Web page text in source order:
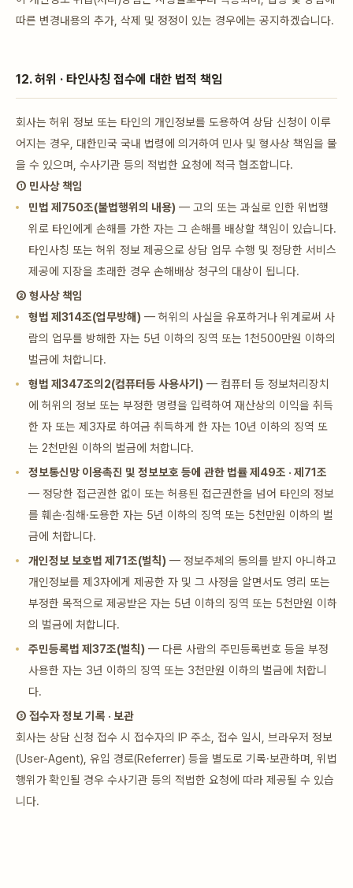
따른 변경내용의 추가, 삭제 및 정정이 있는 경우에는 공지하겠습니다.
12. 허위 · 타인사칭 접수에 대한 법적 책임
회사는 허위 정보 또는 타인의 개인정보를 도용하여 상담 신청이 이루
어지는 경우, 대한민국 국내 법령에 의거하여 민사 및 형사상 책임을 물
을 수 있으며, 수사기관 등의 적법한 요청에 적극 협조합니다.
① 민사상 책임
민법 제750조(불법행위의 내용) — 고의 또는 과실로 인한 위법행
위로 타인에게 손해를 가한 자는 그 손해를 배상할 책임이 있습니다.
타인사칭 또는 허위 정보 제공으로 상담 업무 수행 및 정당한 서비스
제공에 지장을 초래한 경우 손해배상 청구의 대상이 됩니다.
② 형사상 책임
형법 제314조(업무방해) — 허위의 사실을 유포하거나 위계로써 사
람의 업무를 방해한 자는 5년 이하의 징역 또는 1천500만원 이하의
벌금에 처합니다.
형법 제347조의2(컴퓨터등 사용사기) — 컴퓨터 등 정보처리장치
에 허위의 정보 또는 부정한 명령을 입력하여 재산상의 이익을 취득
한 자 또는 제3자로 하여금 취득하게 한 자는 10년 이하의 징역 또
는 2천만원 이하의 벌금에 처합니다.
정보통신망 이용촉진 및 정보보호 등에 관한 법률 제49조 · 제71조
— 정당한 접근권한 없이 또는 허용된 접근권한을 넘어 타인의 정보
를 훼손·침해·도용한 자는 5년 이하의 징역 또는 5천만원 이하의 벌
금에 처합니다.
개인정보 보호법 제71조(벌칙) — 정보주체의 동의를 받지 아니하고
개인정보를 제3자에게 제공한 자 및 그 사정을 알면서도 영리 또는
부정한 목적으로 제공받은 자는 5년 이하의 징역 또는 5천만원 이하
의 벌금에 처합니다.
주민등록법 제37조(벌칙) — 다른 사람의 주민등록번호 등을 부정
사용한 자는 3년 이하의 징역 또는 3천만원 이하의 벌금에 처합니
다.
③ 접수자 정보 기록 · 보관
회사는 상담 신청 접수 시 접수자의 IP 주소, 접수 일시, 브라우저 정보
(User-Agent), 유입 경로(Referrer) 등을 별도로 기록·보관하며, 위법
행위가 확인될 경우 수사기관 등의 적법한 요청에 따라 제공될 수 있습
니다.